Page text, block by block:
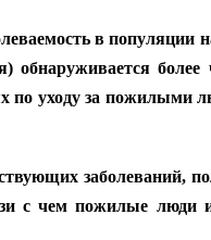
в популяции
уходу за пожилыми
заболеваний,
с чем пожилые